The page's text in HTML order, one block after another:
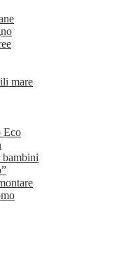
mare
Eco
bambini